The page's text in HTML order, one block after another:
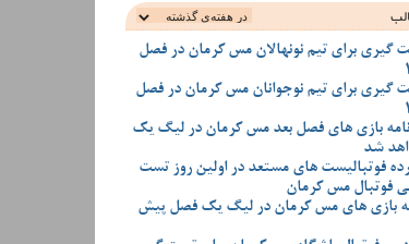
گیری برای تیم نونهالان مس کرمان در فصل
گیری برای تیم نوجوانان مس کرمان در فصل
بازی های فصل بعد مس کرمان در لیگ یک
شد
فوتبالیست های مستعد در اولین روز تست
فوتبال مس کرمان
بازی های مس کرمان در لیگ یک فصل پیش